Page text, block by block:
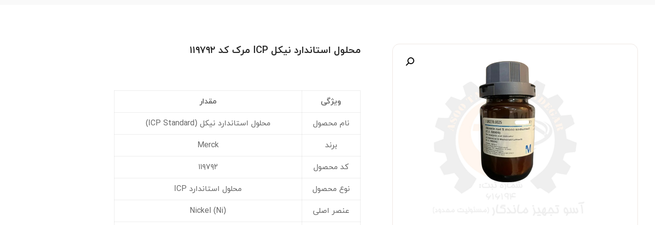
محلول استاندارد نیکل ICP مرک کد ۱۱۹۷۹۲
ویژگی مقدار
نام محصول محلول استاندارد نیکل (ICP Standard)
برند Merck
کد محصول ۱۱۹۷۹۲
نوع محصول محلول استاندارد ICP
عنصر اصلی Nickel (Ni)